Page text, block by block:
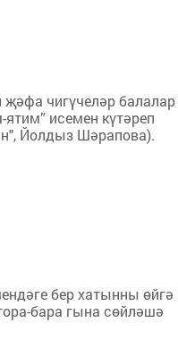
чигүчеләр балалар
исемен күтәреп
Йолдыз Шәрапова).
бер хатынны өйгә
бара гына сөйләшә